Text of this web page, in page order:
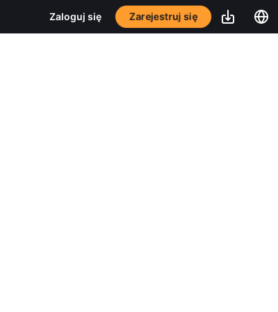
Zaloguj się Zarejestruj się